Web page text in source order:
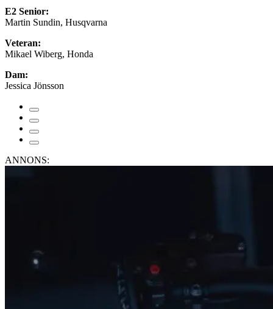
E2 Senior:
Martin Sundin, Husqvarna
Veteran:
Mikael Wiberg, Honda
Dam:
Jessica Jönsson
ANNONS: